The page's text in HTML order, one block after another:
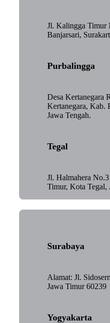
Jl. Kalingga Timur
Banjarsari,
Purbalingga
Desa Kertanegara
Kertanegara, Kab.
Jawa Tengah.
Tegal
Jl. Halmahera
Timur, Kota Tegal,
Surabaya
Alamat: Jl.
Jawa Timur 60239
Yogyakarta